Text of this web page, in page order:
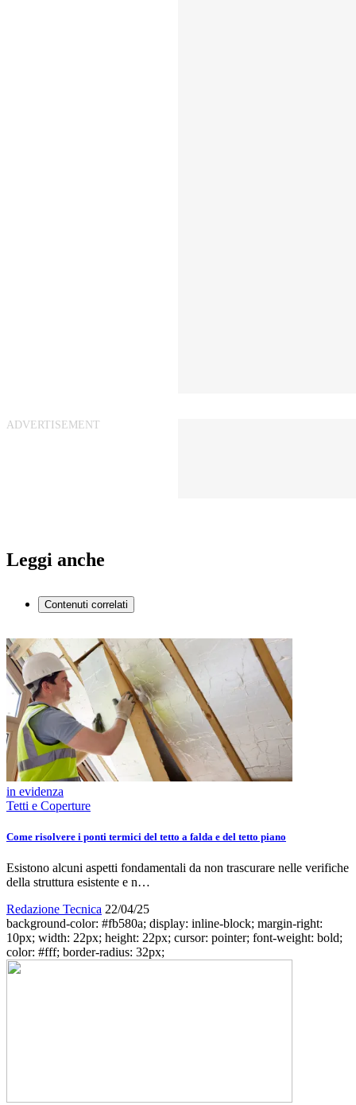
Leggi anche
Contenuti correlati
in evidenza
Tetti e Coperture
Come risolvere i ponti termici del tetto a falda e del tetto piano
Esistono alcuni aspetti fondamentali da non trascurare nelle verifiche
della struttura esistente e n…
Redazione Tecnica 22/04/25
background-color: #fb580a; display: inline-block; margin-right:
10px; width: 22px; height: 22px; cursor: pointer; font-weight: bold;
color: #fff; border-radius: 32px;